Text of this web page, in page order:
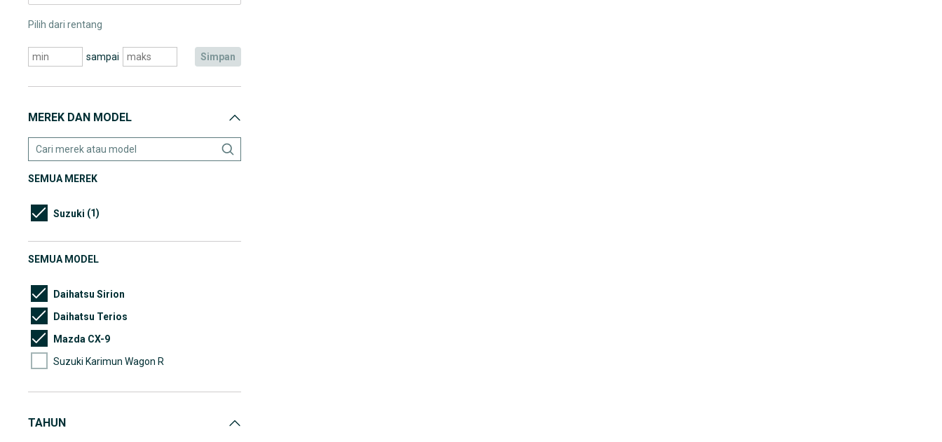
Pilih dari rentang
sampai simpan
MEREK DAN MODEL
SEMUA MEREK
Suzuki (1)
SEMUA MODEL
Daihatsu Sirion
Daihatsu Terios
Mazda CX-9
Suzuki Karimun Wagon R
TAHUN